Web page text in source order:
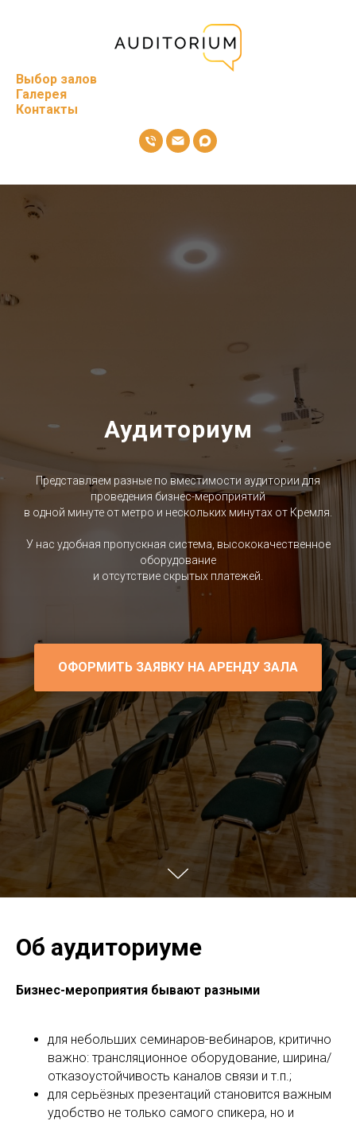
Выбор залов
Галерея
Контакты
Аудиториум
Представляем разные по вместимости аудитории для
проведения бизнес-мероприятий
в одной минуте от метро и нескольких минутах от Кремля.
У нас удобная пропускная система, высококачественное
оборудование
и отсутствие скрытых платежей.
ОФОРМИТЬ ЗАЯВКУ НА АРЕНДУ ЗАЛА
Об аудиториуме
Бизнес-мероприятия бывают разными
для небольших семинаров-вебинаров, критично
важно: трансляционное оборудование, ширина/
отказоустойчивость каналов связи и т.п.;
для серьёзных презентаций становится важным
удобство не только самого спикера, но и